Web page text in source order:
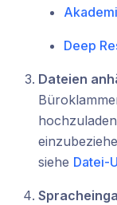
Deep
Dateien
siehe Datei-